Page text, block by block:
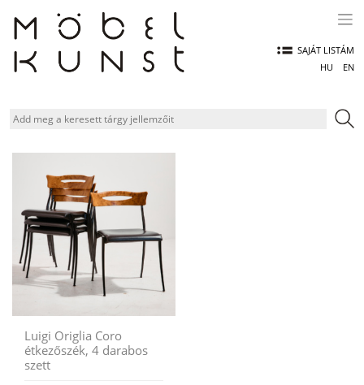
content
SAJÁT LISTÁM
HU
EN
Luigi Origlia Coro
étkezőszék, 4 darabos
szett